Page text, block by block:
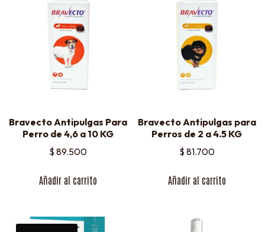
Bravecto Antipulgas Para
Perro de 4,6 a 10 KG
$ 89.500
Añadir al carrito
Bravecto Antipulgas para
Perros de 2 a 4.5 KG
$ 81.700
Añadir al carrito